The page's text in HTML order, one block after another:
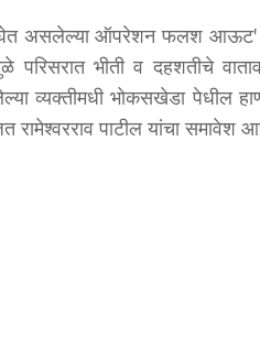
घेत असलेल्या ऑपरेशन फलश आऊट'
भीती व दहशतीचे
व्यक्तीमधी भोकसखेडा पेधील
पाटील यांचा समावेश